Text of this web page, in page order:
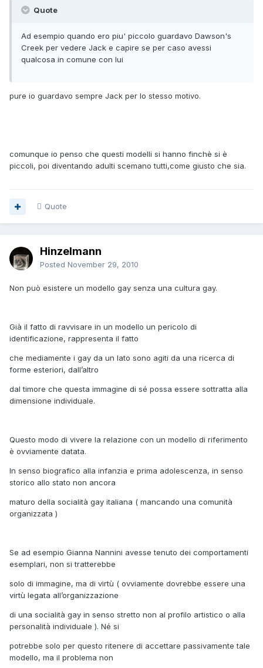
Quote
Ad esempio quando ero piu' piccolo guardavo Dawson's
Creek per vedere Jack e capire se per caso avessi
qualcosa in comune con lui
pure io guardavo sempre Jack per lo stesso motivo.
comunque io penso che questi modelli si hanno finchè si è
piccoli, poi diventando adulti scemano tutti,come giusto che sia.
Quote
Hinzelmann
Posted November 29, 2010
Non può esistere un modello gay senza una cultura gay.
Già il fatto di ravvisare in un modello un pericolo di
identificazione, rappresenta il fatto
che mediamente i gay da un lato sono agiti da una ricerca di
forme esteriori, dall’altro
dal timore che questa immagine di sé possa essere sottratta alla
dimensione individuale.
Questo modo di vivere la relazione con un modello di riferimento
è ovviamente datata.
In senso biografico alla infanzia e prima adolescenza, in senso
storico allo stato non ancora
maturo della socialità gay italiana ( mancando una comunità
organizzata )
Se ad esempio Gianna Nannini avesse tenuto dei comportamenti
esemplari, non si tratterebbe
solo di immagine, ma di virtù ( ovviamente dovrebbe essere una
virtù legata all’organizzazione
di una socialità gay in senso stretto non al profilo artistico o alla
personalità individuale ). Né si
potrebbe solo per questo ritenere di accettare passivamente tale
modello, ma il problema non